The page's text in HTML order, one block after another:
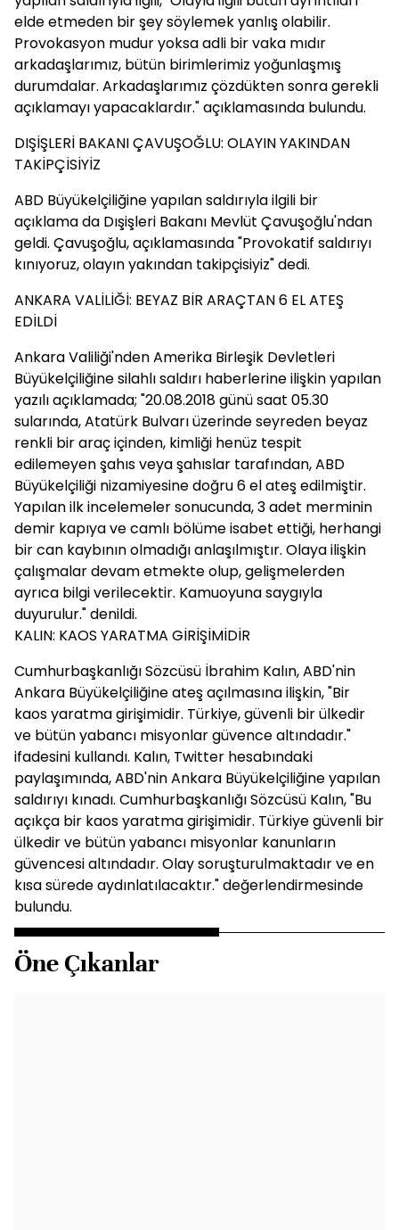
elde etmeden bir şey söylemek yanlış olabilir.
Provokasyon mudur yoksa adli bir vaka mıdır
arkadaşlarımız, bütün birimlerimiz yoğunlaşmış
durumdalar. Arkadaşlarımız çözdükten sonra gerekli
açıklamayı yapacaklardır." açıklamasında bulundu.
DIŞİŞLERİ BAKANI ÇAVUŞOĞLU: OLAYIN YAKINDAN
TAKİPÇİSİYİZ
ABD Büyükelçiliğine yapılan saldırıyla ilgili bir
açıklama da Dışişleri Bakanı Mevlüt Çavuşoğlu'ndan
geldi. Çavuşoğlu, açıklamasında "Provokatif saldırıyı
kınıyoruz, olayın yakından takipçisiyiz" dedi.
ANKARA VALİLİĞİ: BEYAZ BİR ARAÇTAN 6 EL ATEŞ
EDİLDİ
Ankara Valiliği'nden Amerika Birleşik Devletleri
Büyükelçiliğine silahlı saldırı haberlerine ilişkin yapılan
yazılı açıklamada; "20.08.2018 günü saat 05.30
sularında, Atatürk Bulvarı üzerinde seyreden beyaz
renkli bir araç içinden, kimliği henüz tespit
edilemeyen şahıs veya şahıslar tarafından, ABD
Büyükelçiliği nizamiyesine doğru 6 el ateş edilmiştir.
Yapılan ilk incelemeler sonucunda, 3 adet merminin
demir kapıya ve camlı bölüme isabet ettiği, herhangi
bir can kaybının olmadığı anlaşılmıştır. Olaya ilişkin
çalışmalar devam etmekte olup, gelişmelerden
ayrıca bilgi verilecektir. Kamuoyuna saygıyla
duyurulur." denildi.
KALIN: KAOS YARATMA GİRİŞİMİDİR
Cumhurbaşkanlığı Sözcüsü İbrahim Kalın, ABD'nin
Ankara Büyükelçiliğine ateş açılmasına ilişkin, "Bir
kaos yaratma girişimidir. Türkiye, güvenli bir ülkedir
ve bütün yabancı misyonlar güvence altındadır."
ifadesini kullandı. Kalın, Twitter hesabındaki
paylaşımında, ABD'nin Ankara Büyükelçiliğine yapılan
saldırıyı kınadı. Cumhurbaşkanlığı Sözcüsü Kalın, "Bu
açıkça bir kaos yaratma girişimidir. Türkiye güvenli bir
ülkedir ve bütün yabancı misyonlar kanunların
güvencesi altındadır. Olay soruşturulmaktadır ve en
kısa sürede aydınlatılacaktır." değerlendirmesinde
bulundu.
Öne Çıkanlar